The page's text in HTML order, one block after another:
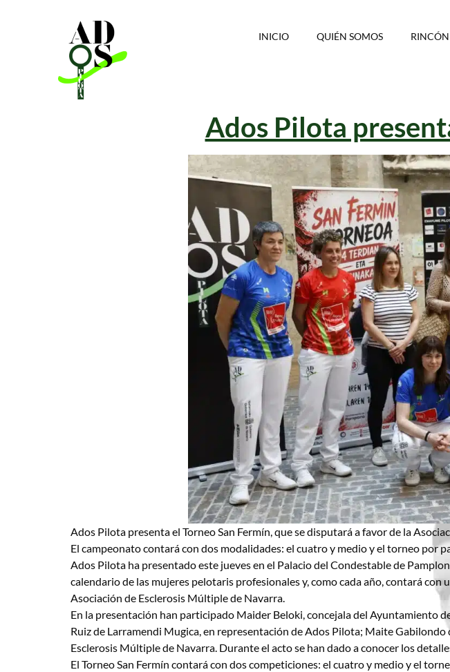
INICIO QUIÉN SOMOS RINCÓN
Ados Pilota
Ados Pilota presenta el Torneo San Fermín, que se disputará a favor de la
El campeonato contará con dos modalidades: el cuatro y medio y el torneo por
Ados Pilota ha presentado este jueves en el Palacio del Condestable de
calendario de las mujeres pelotaris profesionales y, como cada año, contará
Asociación de Esclerosis Múltiple de Navarra.
En la presentación han participado Maider Beloki, concejala del Ayuntamiento
Ruiz de Larramendi Mugica, en representación de Ados Pilota; Maite
Esclerosis Múltiple de Navarra. Durante el acto se han dado a conocer los
El Torneo San Fermín contará con dos competiciones: el cuatro y medio y el